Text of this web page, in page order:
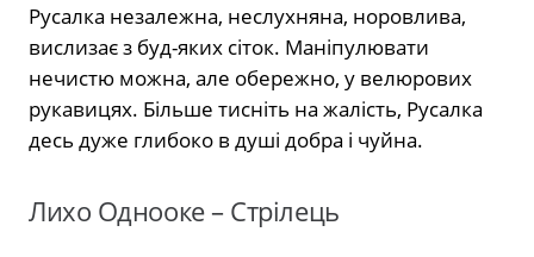
Русалка незалежна, неслухняна, норовлива,
вислизає з буд-яких сіток. Маніпулювати
нечистю можна, але обережно, у велюрових
рукавицях. Більше тисніть на жалість, Русалка
десь дуже глибоко в душі добра і чуйна.
Лихо Однооке – Стрілець